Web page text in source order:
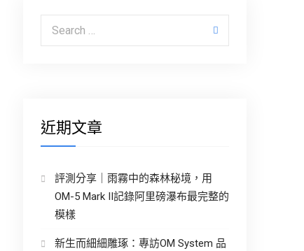
Search for:
近期文章
評測分享｜雨霧中的森林秘境，用
OM-5 Mark II記錄阿里磅瀑布最完整的
模樣
新生而細細雕琢：專訪OM System 品